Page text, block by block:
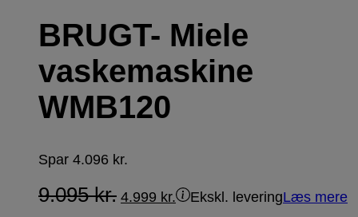
BRUGT- Miele
vaskemaskine
WMB120
Spar 4.096 kr.
9.095kr. 4.999 kr. Ekskl. leveringLæs mere